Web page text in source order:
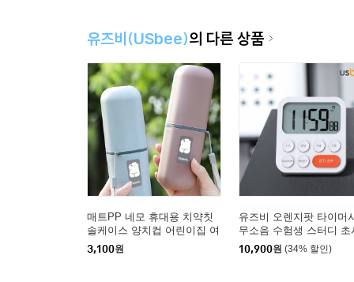
유즈비(USbee)의 다른 상품
매트PP 네모 휴대용 치약칫
솔케이스 양치컵 어린이집 여
행용 칫솔통
3,100원
유즈비 오렌지팟 타이머
무소음 수험생 스터디 초
제과제빵
10,900원 (34% 할인)